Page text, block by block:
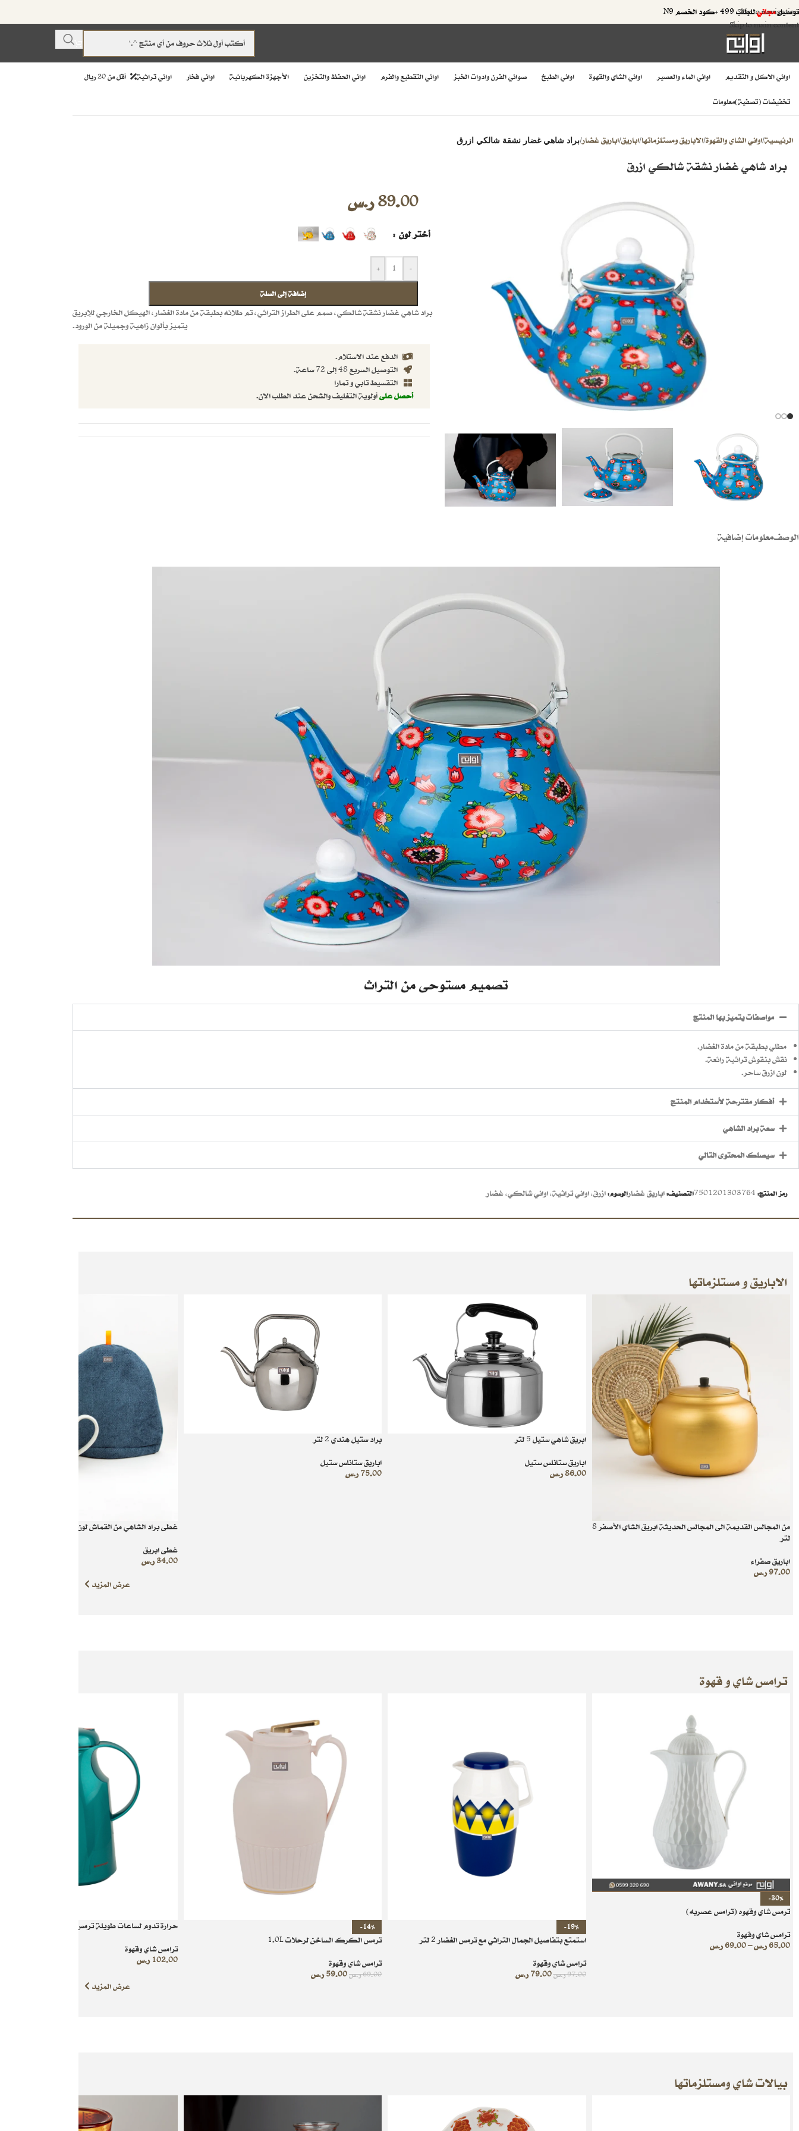
Skip to navigation
Skip to main content
توصيلمجانيللطلب 499 +كود الخصم N9
اواني الاكل و التقديم اواني الماء والعصير اواني الشاي والقهوة اواني الطبخ صواني الفرن وادوات الخبز اواني التقطيع والفرم اواني الحفظ والتخزين الأجهزة الكهربائية اواني فخار اواني تراثية أقل من 20 ريال
تخفيضات (تصفية)معلومات
الرئيسية/اواني الشاي والقهوة/الاباريق ومستلزماتها/اباريق/اباريق غضار/براد شاهي غضار نشقة شالكي ازرق
براد شاهي غضار نشقة شالكي ازرق
89.00ر.س
أختر لون
-
+
إضافة إلى السلة
براد شاهي غضار نشقة شالكي، صمم على الطراز التراثي، تم طلائه بطبقة من مادة الغضار، الهيكل الخارجي للإبريق
يتميز بألوان زاهية وجميلة من الورود.
الدفع عند الاستلام.
التوصيل السريع 48 إلى 72 ساعة.
التقسيط تابي و تمارا
أحصل علىأولوية التغليف والشحن عند الطلب الان.
الوصفمعلومات إضافية
تصميم مستوحى من التراث
مواصفات يتميز بها المنتج
مطلي بطبقة من مادة الغضار.
نقش بنقوش تراثية رائعة.
لون ازرق ساحر.
أفكار مقترحة لأستخدام المنتج
سعة براد الشاهي
سيصلك المحتوى التالي
رمز المنتج: 7501201303764التصنيف:اباريق غضارالوسوم:ازرق,اواني تراثية,اواني شالكي,غضار
الاباريق و مستلزماتها
من المجالس القديمة الى المجالس الحديثة ابريق الشاي الأصفر 8
لتر
اباريق صفراء
97.00ر.س
ابريق شاهي ستيل 5 لتر
اباريق ستانلس ستيل
86.00ر.س
براد ستيل هندي 2 لتر
اباريق ستانلس ستيل
75.00ر.س
غطى براد الشاهي من القماش لون كحلي بنمط عشوائي
غطى ابريق
34.00 ر.س
عرض المزيد
ترامس شاي و قهوة
-30%
ترمس شاي وقهوه (ترامس عصريه)
ترامس شاي وقهوة
65.00ر.س–
69.00ر.س
-19%
استمتع بتفاصيل الجمال التراثي مع ترمس الغضار 2 لتر
ترامس شاي وقهوة
97.00ر.س79.00 ر.س
-14%
ترمس الكرك الساخن لرحلات 1.0L
ترامس شاي وقهوة
69.00ر.س59.00ر.س
حرارة تدوم لساعات طويلة ترمس شاي الماني سعة 1 لتر
ترامس شاي وقهوة
102.00 ر.س
عرض المزيد
بيالات شاي ومستلزماتها